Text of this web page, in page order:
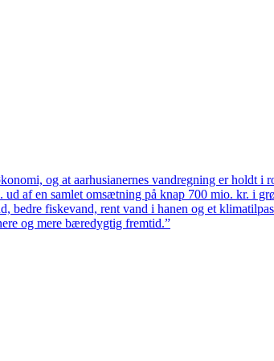
og at aarhusianernes vandregning er holdt
af en samlet omsætning på knap 700 mio. kr. i
bedre fiskevand, rent vand i hanen og et
og mere bæredygtig fremtid.”